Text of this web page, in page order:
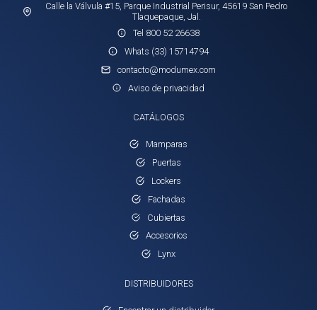
Calle la Válvula #15, Parque Industrial Perisur, 45619 San Pedro
Tlaquepaque, Jal.
Tel 800 52 26638
Whats (33) 15714794
contacto@modumex.com
Aviso de privacidad
CATÁLOGOS
Mamparas
Puertas
Lockers
Fachadas
Cubiertas
Accesorios
Lynx
DISTRIBUIDORES